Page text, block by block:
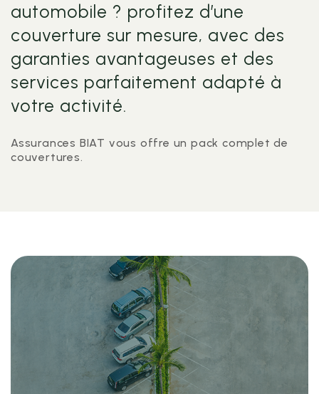
automobile ? profitez d’une
couverture sur mesure, avec des
garanties avantageuses et des
services parfaitement adapté à
votre activité.
Assurances BIAT vous offre un pack complet de
couvertures.